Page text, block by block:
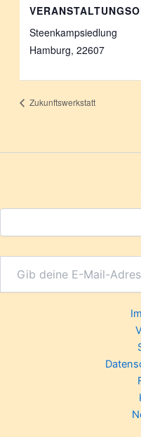
Steenkampsiedlung
Hamburg, 22607
Zukunftswerkstatt